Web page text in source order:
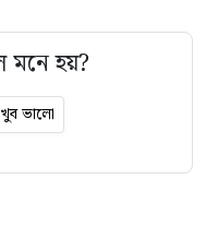
মনে হয়?
খুব ভালো